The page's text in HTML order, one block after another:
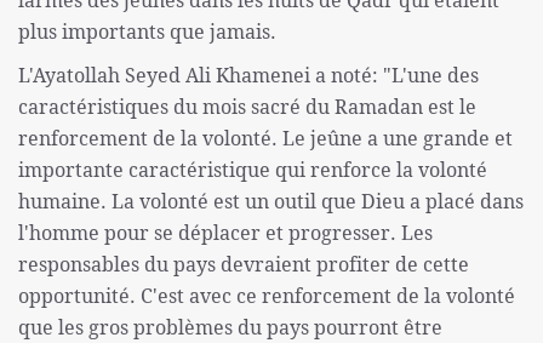
plus importants que jamais.
L'Ayatollah Seyed Ali Khamenei a noté: "L'une des
caractéristiques du mois sacré du Ramadan est le
renforcement de la volonté. Le jeûne a une grande et
importante caractéristique qui renforce la volonté
humaine. La volonté est un outil que Dieu a placé dans
l'homme pour se déplacer et progresser. Les
responsables du pays devraient profiter de cette
opportunité. C'est avec ce renforcement de la volonté
que les gros problèmes du pays pourront être